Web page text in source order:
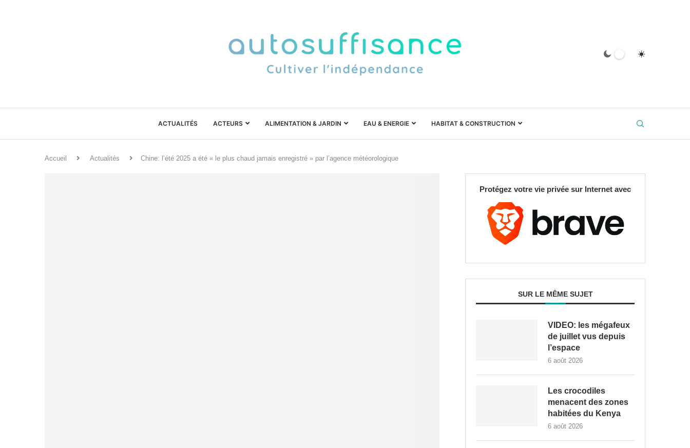
ACTUALITÉS ACTEURS ALIMENTATION & JARDIN EAU & ENERGIE HABITAT & CONSTRUCTION
Accueil Actualités Chine: l’été 2025 a été « le plus chaud jamais enregistré » par l’agence météorologique
Protégez votre vie privée sur Internet avec
SUR LE MÊME SUJET
VIDEO: les mégafeux
de juillet vus depuis
l’espace
6 août 2026
Les crocodiles
menacent des zones
habitées du Kenya
6 août 2026